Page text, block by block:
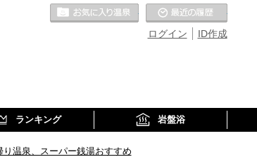
ID作成
ログイン
お気に入りの温泉
ランキング 岩盤浴
り温泉、スーパー銭湯おすすめ